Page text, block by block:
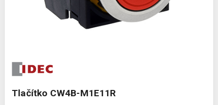
Tlačítko CW4B-M1E11R